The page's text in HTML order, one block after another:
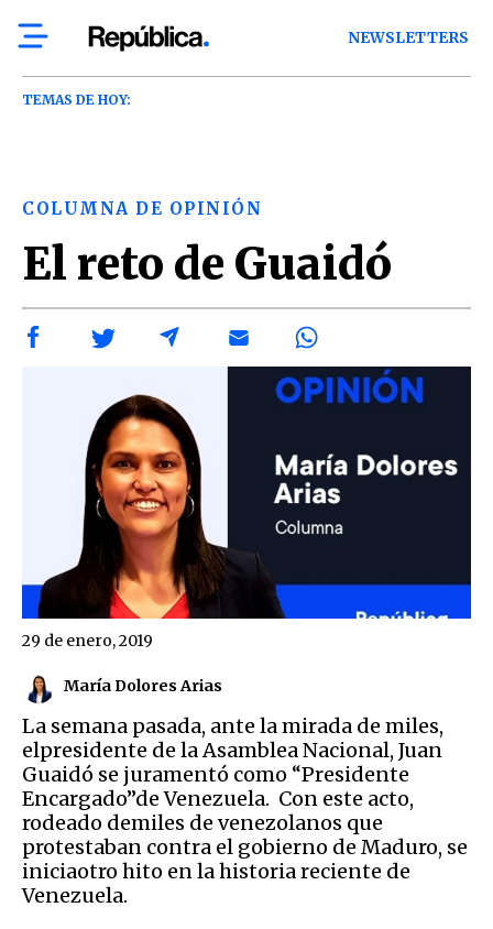
NEWSLETTERS
TEMAS DE HOY:
COLUMNA DE OPINIÓN
El reto de Guaidó
María Dolores Arias
29 de enero, 2019
La semana pasada, ante la mirada de miles,
elpresidente de la Asamblea Nacional, Juan
Guaidó se juramentó como “Presidente
Encargado”de Venezuela. Con este acto,
rodeado demiles de venezolanos que
protestaban contra el gobierno de Maduro, se
iniciaotro hito en la historia reciente de
Venezuela.